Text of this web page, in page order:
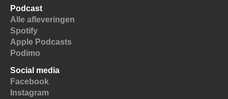
Podcast
Alle afleveringen
Spotify
Apple Podcasts
Podimo
Social media
Facebook
Instagram